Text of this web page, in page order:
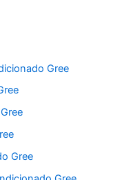
Gree
Gree